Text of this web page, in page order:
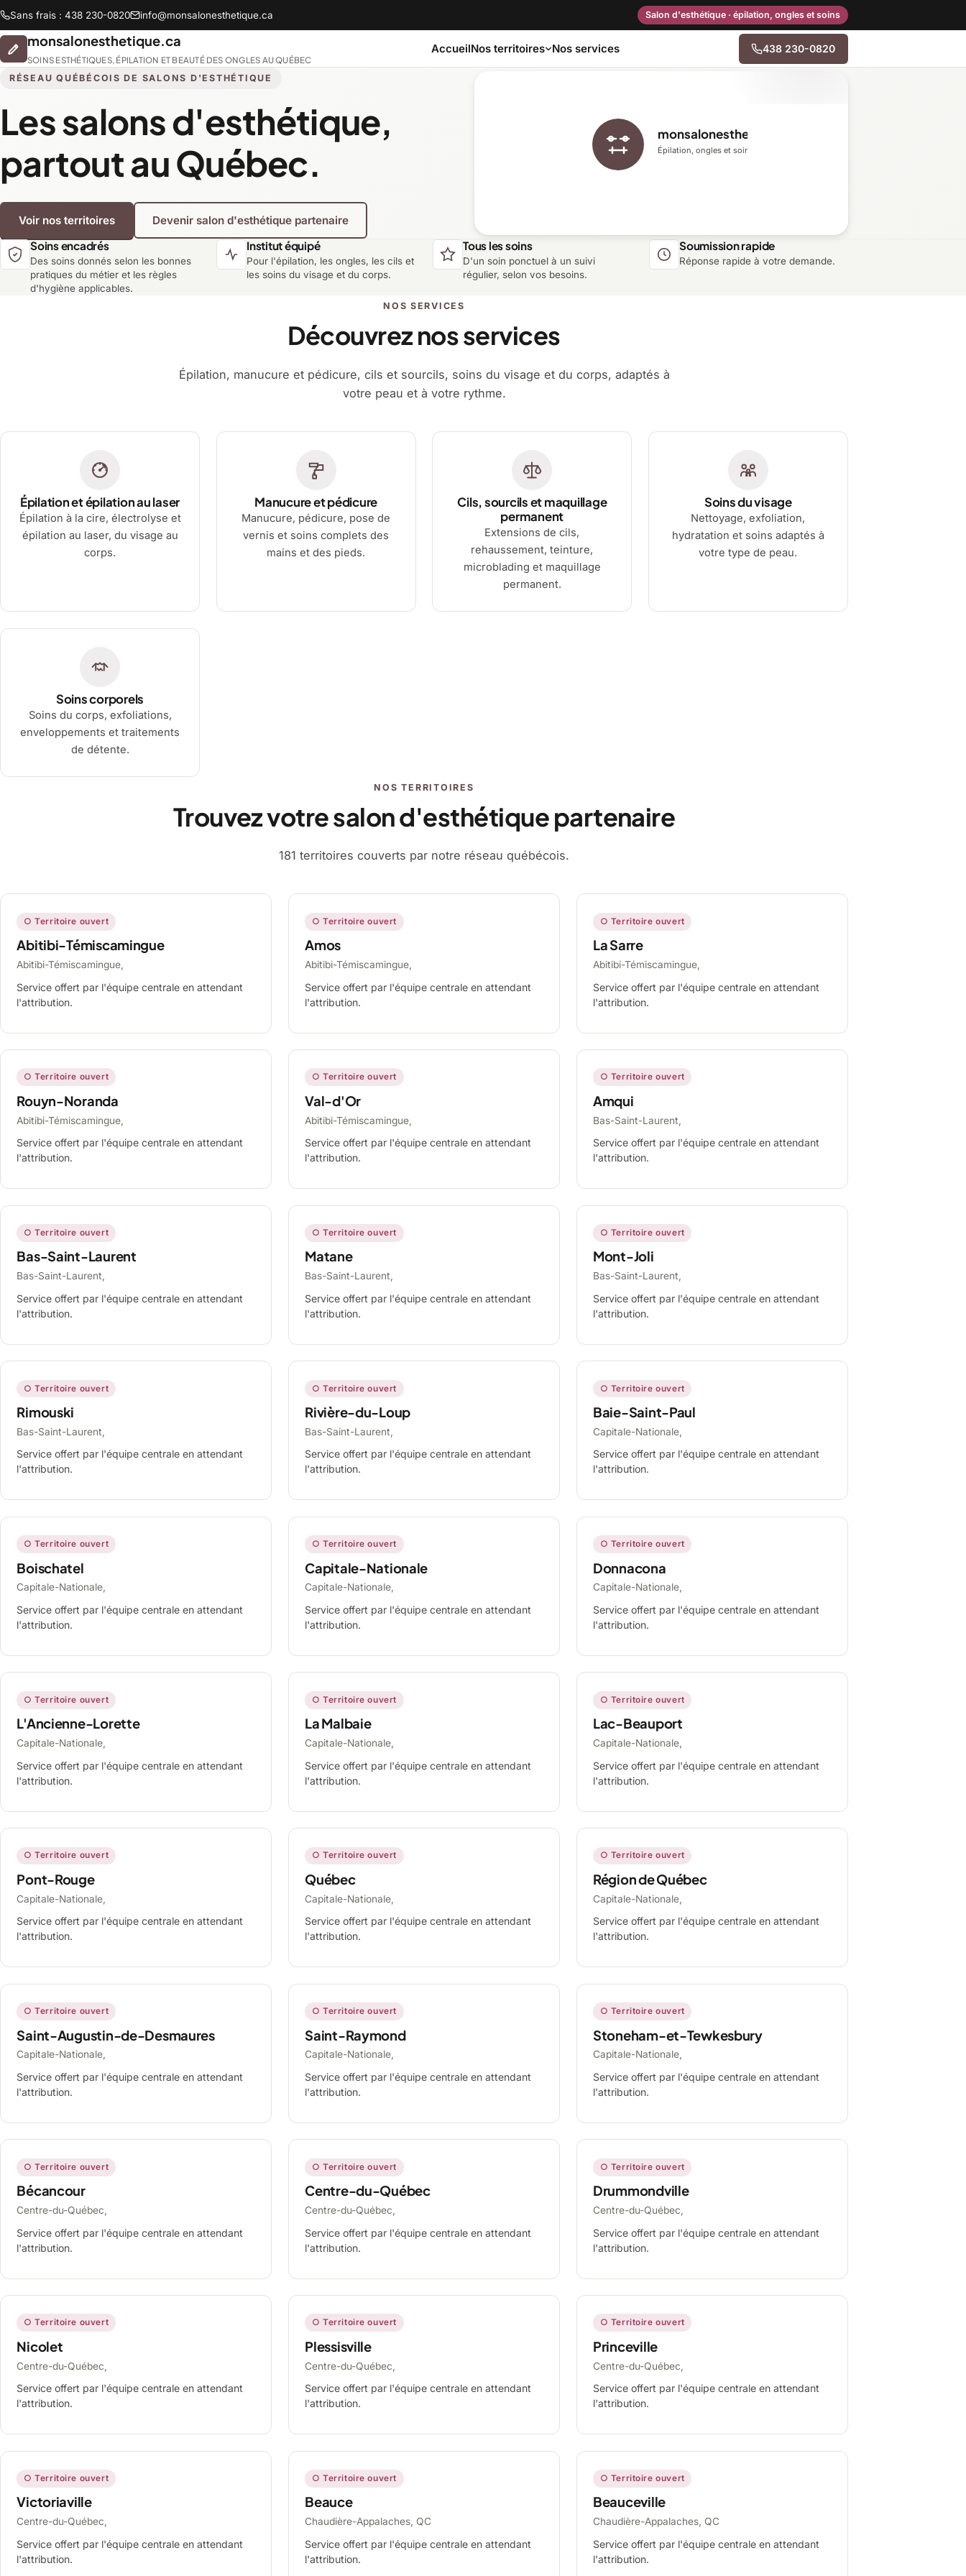
Sans frais : 438 230-0820 info@monsalonesthetique.ca Salon d'esthétique · épilation, ongles et soins
monsalonesthetique.ca
SOINS ESTHÉTIQUES, ÉPILATION ET BEAUTÉ DES ONGLES AU QUÉBEC
AccueilNos territoires
Bas-Saint-Laurent Capitale-Nationale Centre-du-Québec
Lanaudière Laurentides Laval Mauricie
Montérégie Nord-du-Québec
Nos services 438 230-0820
RÉSEAU QUÉBÉCOIS DE SALONS D'ESTHÉTIQUE
Les salons d'esthétique,
partout au Québec.
Voir nos territoires Devenir salon d'esthétique partenaire
monsalonesthetique.ca
Épilation, ongles et soins du visage
Soins encadrés
Des soins donnés selon les bonnes
pratiques du métier et les règles
d'hygiène applicables.
Institut équipé
Pour l'épilation, les ongles, les cils et
les soins du visage et du corps.
Tous les soins
D'un soin ponctuel à un suivi
régulier, selon vos besoins.
Soumission rapide
Réponse rapide à votre demande.
NOS SERVICES
Découvrez nos services
Épilation, manucure et pédicure, cils et sourcils, soins du visage et du corps, adaptés à
votre peau et à votre rythme.
Épilation et épilation au laser
Épilation à la cire, électrolyse et
épilation au laser, du visage au
corps.
Manucure et pédicure
Manucure, pédicure, pose de
vernis et soins complets des
mains et des pieds.
Cils, sourcils et maquillage
permanent
Extensions de cils,
rehaussement, teinture,
microblading et maquillage
permanent.
Soins du visage
Nettoyage, exfoliation,
hydratation et soins adaptés à
votre type de peau.
Soins corporels
Soins du corps, exfoliations,
enveloppements et traitements
de détente.
NOS TERRITOIRES
Trouvez votre salon d'esthétique partenaire
181 territoires couverts par notre réseau québécois.
○ Territoire ouvert
Abitibi-Témiscamingue
Abitibi-Témiscamingue,
Service offert par l'équipe centrale en attendant
l'attribution.
○ Territoire ouvert
Amos
Abitibi-Témiscamingue,
Service offert par l'équipe centrale en attendant
l'attribution.
○ Territoire ouvert
La Sarre
Abitibi-Témiscamingue,
Service offert par l'équipe centrale en attendant
l'attribution.
○ Territoire ouvert
Rouyn-Noranda
Abitibi-Témiscamingue,
Service offert par l'équipe centrale en attendant
l'attribution.
○ Territoire ouvert
Val-d'Or
Abitibi-Témiscamingue,
Service offert par l'équipe centrale en attendant
l'attribution.
○ Territoire ouvert
Amqui
Bas-Saint-Laurent,
Service offert par l'équipe centrale en attendant
l'attribution.
○ Territoire ouvert
Bas-Saint-Laurent
Bas-Saint-Laurent,
Service offert par l'équipe centrale en attendant
l'attribution.
○ Territoire ouvert
Matane
Bas-Saint-Laurent,
Service offert par l'équipe centrale en attendant
l'attribution.
○ Territoire ouvert
Mont-Joli
Bas-Saint-Laurent,
Service offert par l'équipe centrale en attendant
l'attribution.
○ Territoire ouvert
Rimouski
Bas-Saint-Laurent,
Service offert par l'équipe centrale en attendant
l'attribution.
○ Territoire ouvert
Rivière-du-Loup
Bas-Saint-Laurent,
Service offert par l'équipe centrale en attendant
l'attribution.
○ Territoire ouvert
Baie-Saint-Paul
Capitale-Nationale,
Service offert par l'équipe centrale en attendant
l'attribution.
○ Territoire ouvert
Boischatel
Capitale-Nationale,
Service offert par l'équipe centrale en attendant
l'attribution.
○ Territoire ouvert
Capitale-Nationale
Capitale-Nationale,
Service offert par l'équipe centrale en attendant
l'attribution.
○ Territoire ouvert
Donnacona
Capitale-Nationale,
Service offert par l'équipe centrale en attendant
l'attribution.
○ Territoire ouvert
L'Ancienne-Lorette
Capitale-Nationale,
Service offert par l'équipe centrale en attendant
l'attribution.
○ Territoire ouvert
La Malbaie
Capitale-Nationale,
Service offert par l'équipe centrale en attendant
l'attribution.
○ Territoire ouvert
Lac-Beauport
Capitale-Nationale,
Service offert par l'équipe centrale en attendant
l'attribution.
○ Territoire ouvert
Pont-Rouge
Capitale-Nationale,
Service offert par l'équipe centrale en attendant
l'attribution.
○ Territoire ouvert
Québec
Capitale-Nationale,
Service offert par l'équipe centrale en attendant
l'attribution.
○ Territoire ouvert
Région de Québec
Capitale-Nationale,
Service offert par l'équipe centrale en attendant
l'attribution.
○ Territoire ouvert
Saint-Augustin-de-Desmaures
Capitale-Nationale,
Service offert par l'équipe centrale en attendant
l'attribution.
○ Territoire ouvert
Saint-Raymond
Capitale-Nationale,
Service offert par l'équipe centrale en attendant
l'attribution.
○ Territoire ouvert
Stoneham-et-Tewkesbury
Capitale-Nationale,
Service offert par l'équipe centrale en attendant
l'attribution.
○ Territoire ouvert
Bécancour
Centre-du-Québec,
Service offert par l'équipe centrale en attendant
l'attribution.
○ Territoire ouvert
Centre-du-Québec
Centre-du-Québec,
Service offert par l'équipe centrale en attendant
l'attribution.
○ Territoire ouvert
Drummondville
Centre-du-Québec,
Service offert par l'équipe centrale en attendant
l'attribution.
○ Territoire ouvert
Nicolet
Centre-du-Québec,
Service offert par l'équipe centrale en attendant
l'attribution.
○ Territoire ouvert
Plessisville
Centre-du-Québec,
Service offert par l'équipe centrale en attendant
l'attribution.
○ Territoire ouvert
Princeville
Centre-du-Québec,
Service offert par l'équipe centrale en attendant
l'attribution.
○ Territoire ouvert
Victoriaville
Centre-du-Québec,
Service offert par l'équipe centrale en attendant
l'attribution.
○ Territoire ouvert
Beauce
Chaudière-Appalaches, QC
Service offert par l'équipe centrale en attendant
l'attribution.
○ Territoire ouvert
Beauceville
Chaudière-Appalaches, QC
Service offert par l'équipe centrale en attendant
l'attribution.